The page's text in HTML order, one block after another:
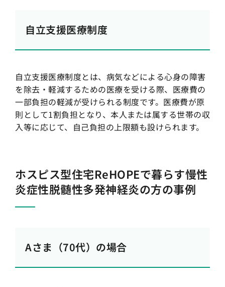
自立支援医療制度
自立支援医療制度とは、病気などによる心身の障害
を除去・軽減するための医療を受ける際、医療費の
一部負担の軽減が受けられる制度です。医療費が原
則として1割負担となり、本人または属する世帯の収
入等に応じて、自己負担の上限額も設けられます。
ホスピス型住宅ReHOPEで暮らす慢性
炎症性脱髄性多発神経炎の方の事例
Aさま（70代）の場合